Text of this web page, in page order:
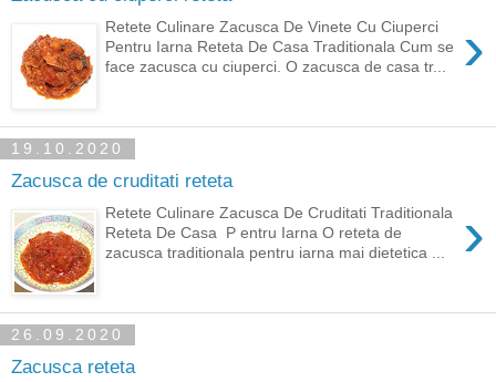
›
Retete Culinare Zacusca De Vinete Cu Ciuperci
Pentru Iarna Reteta De Casa Traditionala Cum se
face zacusca cu ciuperci. O zacusca de casa tr...
19.10.2020
Zacusca de cruditati reteta
›
Retete Culinare Zacusca De Cruditati Traditionala
Reteta De Casa P entru Iarna O reteta de
zacusca traditionala pentru iarna mai dietetica ...
26.09.2020
Zacusca reteta